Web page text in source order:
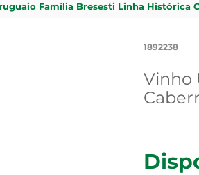
Família Bresesti Linha Histórica
1892238
Vinho